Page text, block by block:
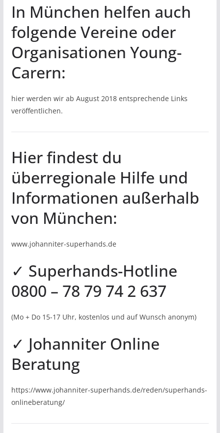
In München helfen auch
folgende Vereine oder
Organisationen Young-
Carern:
hier werden wir ab August 2018 entsprechende Links
veröffentlichen.
Hier findest du
überregionale Hilfe und
Informationen außerhalb
von München:
www.johanniter-superhands.de
✓ Superhands-Hotline
0800 – 78 79 74 2 637
(Mo + Do 15-17 Uhr, kostenlos und auf Wunsch anonym)
✓ Johanniter Online
Beratung
https://www.johanniter-superhands.de/reden/superhands-
onlineberatung/